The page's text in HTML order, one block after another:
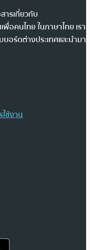
ารเกี่ยวกับ
พื่อคนไทย ในภาษาไทย เรา
อร์ดต่างประเทศและนำมา
ช้งาน